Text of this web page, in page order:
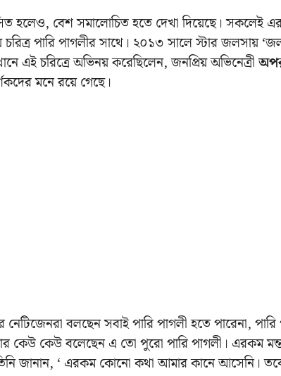
হলেও, বেশ সমালোচিত হতে দেখা দিয়েছে। সকলেই
চরিত্র পারি পাগলীর সাথে। ২০১৩ সালে স্টার জলসায়
এই চরিত্রে অভিনয় করেছিলেন, জনপ্রিয় অভিনেত্রী
মনে রয়ে গেছে।
বলছেন সবাই পারি পাগলী হতে পারেনা,
কেউ কেউ বলেছেন এ তো পুরো পারি পাগলী। এরকম
জানান, ‘ এরকম কোনো কথা আমার কানে আসেনি।